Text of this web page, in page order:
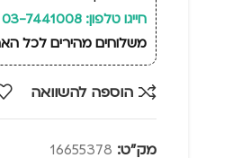
חייגו טלפון: 03-7441008
משלוחים מהירים לכל הארץ, זמן אספקה: 14
הוספה להשוואה
מק"ט: 16655378